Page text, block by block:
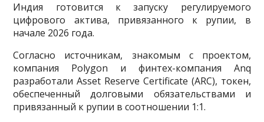
Индия готовится к запуску регулируемого
цифрового актива, привязанного к рупии, в
начале 2026 года.
Согласно источникам, знакомым с проектом,
компания Polygon и финтех-компания Anq
разработали Asset Reserve Certificate (ARC), токен,
обеспеченный долговыми обязательствами и
привязанный к рупии в соотношении 1:1.